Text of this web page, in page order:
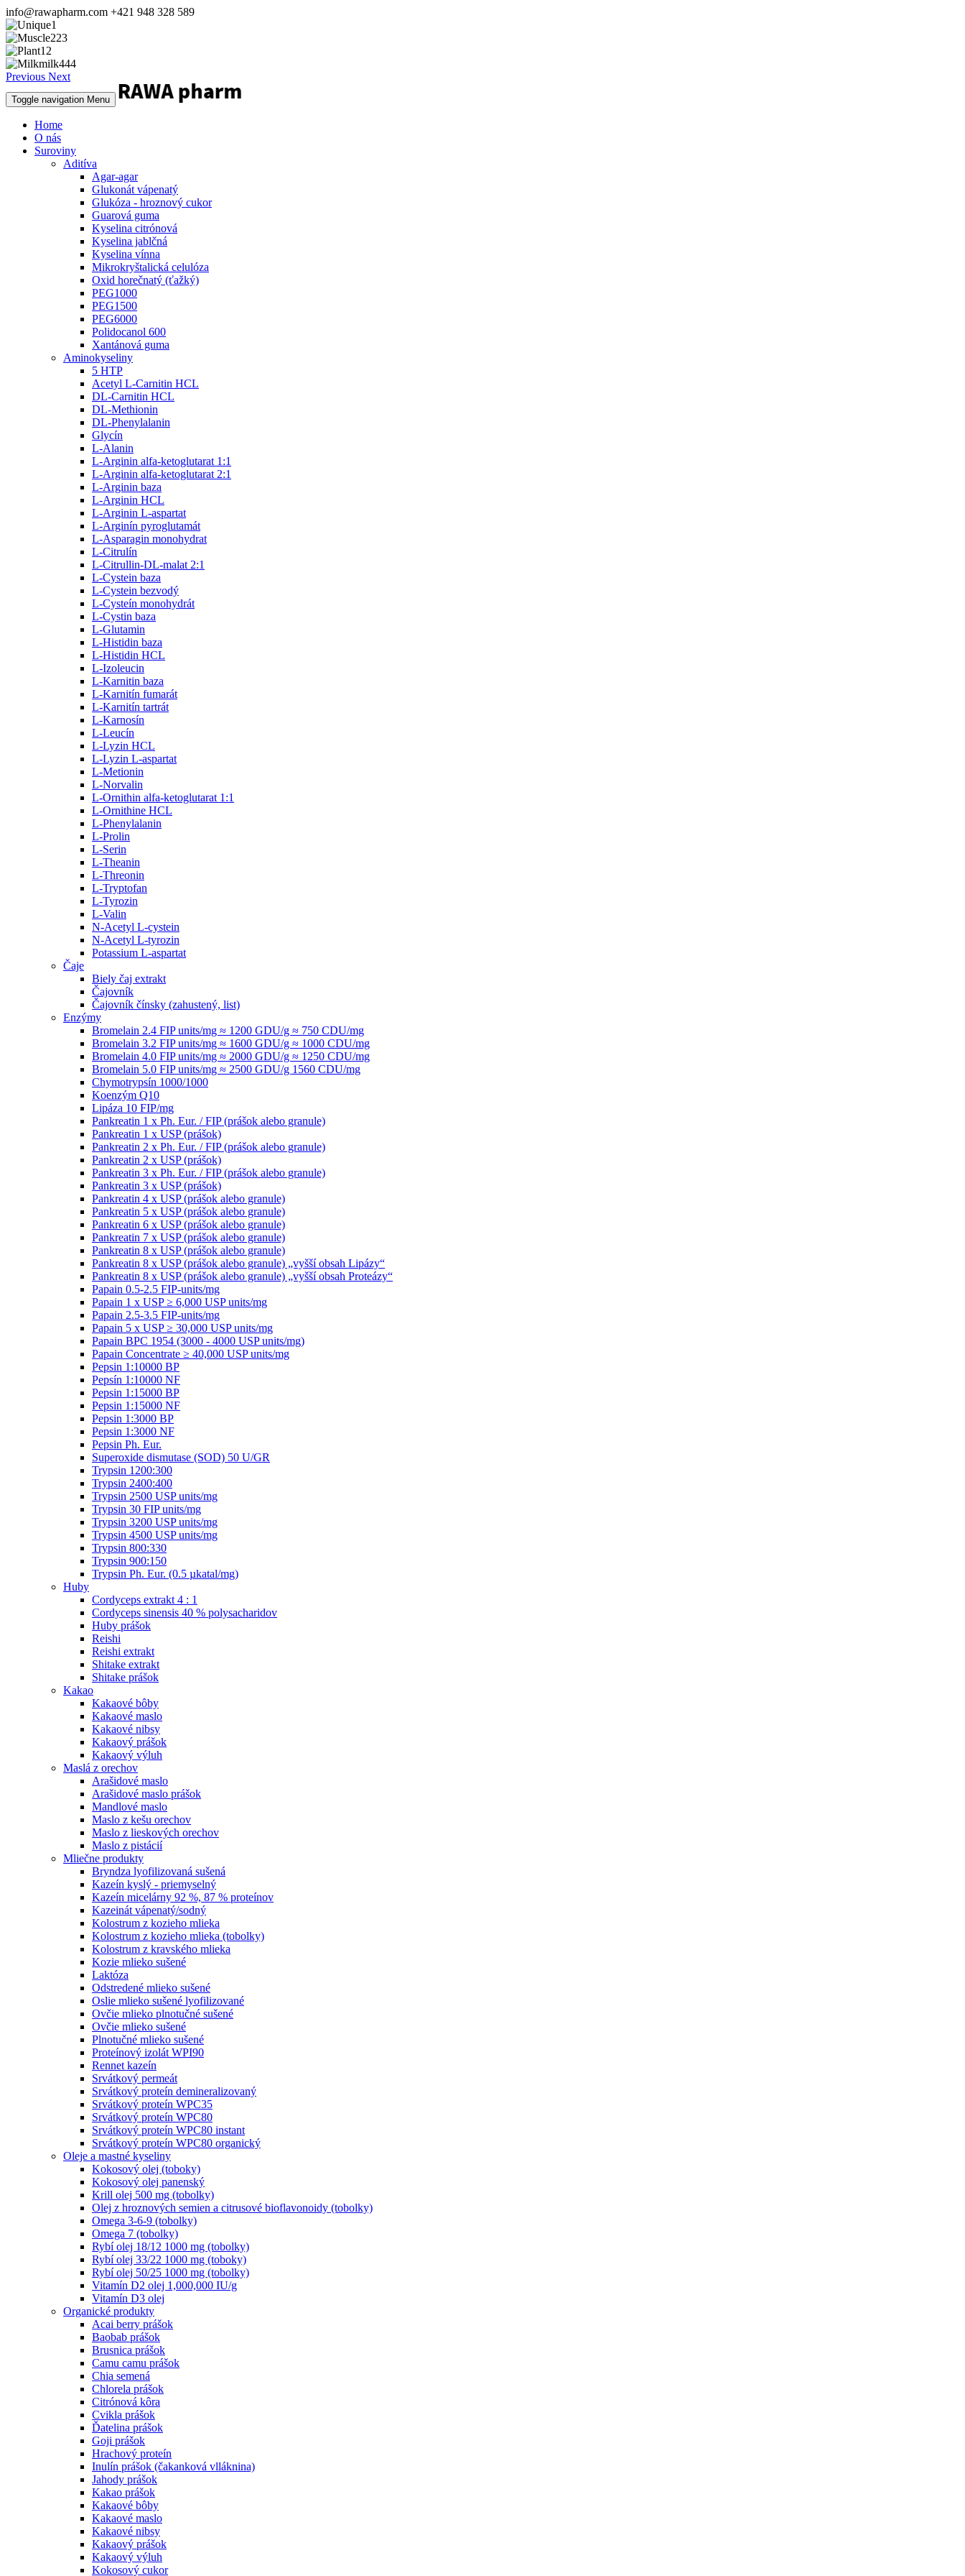
info@rawapharm.com +421 948 328 589
Previous Next
Toggle navigation Menu
Home
O nás
Suroviny
Aditíva
Agar-agar
Glukonát vápenatý
Glukóza - hroznový cukor
Guarová guma
Kyselina citrónová
Kyselina jablčná
Kyselina vínna
Mikrokryštalická celulóza
Oxid horečnatý (ťažký)
PEG1000
PEG1500
PEG6000
Polidocanol 600
Xantánová guma
Aminokyseliny
5 HTP
Acetyl L-Carnitin HCL
DL-Carnitin HCL
DL-Methionin
DL-Phenylalanin
Glycín
L-Alanin
L-Arginin alfa-ketoglutarat 1:1
L-Arginin alfa-ketoglutarat 2:1
L-Arginin baza
L-Arginin HCL
L-Arginin L-aspartat
L-Arginín pyroglutamát
L-Asparagin monohydrat
L-Citrulín
L-Citrullin-DL-malat 2:1
L-Cystein baza
L-Cystein bezvodý
L-Cysteín monohydrát
L-Cystin baza
L-Glutamin
L-Histidin baza
L-Histidin HCL
L-Izoleucin
L-Karnitin baza
L-Karnitín fumarát
L-Karnitín tartrát
L-Karnosín
L-Leucín
L-Lyzin HCL
L-Lyzin L-aspartat
L-Metionin
L-Norvalin
L-Ornithin alfa-ketoglutarat 1:1
L-Ornithine HCL
L-Phenylalanin
L-Prolin
L-Serin
L-Theanin
L-Threonin
L-Tryptofan
L-Tyrozin
L-Valin
N-Acetyl L-cystein
N-Acetyl L-tyrozin
Potassium L-aspartat
Čaje
Biely čaj extrakt
Čajovník
Čajovník čínsky (zahustený, list)
Enzýmy
Bromelain 2.4 FIP units/mg ≈ 1200 GDU/g ≈ 750 CDU/mg
Bromelain 3.2 FIP units/mg ≈ 1600 GDU/g ≈ 1000 CDU/mg
Bromelain 4.0 FIP units/mg ≈ 2000 GDU/g ≈ 1250 CDU/mg
Bromelain 5.0 FIP units/mg ≈ 2500 GDU/g 1560 CDU/mg
Chymotrypsín 1000/1000
Koenzým Q10
Lipáza 10 FIP/mg
Pankreatin 1 x Ph. Eur. / FIP (prášok alebo granule)
Pankreatin 1 x USP (prášok)
Pankreatin 2 x Ph. Eur. / FIP (prášok alebo granule)
Pankreatin 2 x USP (prášok)
Pankreatin 3 x Ph. Eur. / FIP (prášok alebo granule)
Pankreatin 3 x USP (prášok)
Pankreatin 4 x USP (prášok alebo granule)
Pankreatin 5 x USP (prášok alebo granule)
Pankreatin 6 x USP (prášok alebo granule)
Pankreatin 7 x USP (prášok alebo granule)
Pankreatin 8 x USP (prášok alebo granule)
Pankreatin 8 x USP (prášok alebo granule) „vyšší obsah Lipázy“
Pankreatin 8 x USP (prášok alebo granule) „vyšší obsah Proteázy“
Papain 0.5-2.5 FIP-units/mg
Papain 1 x USP ≥ 6,000 USP units/mg
Papain 2.5-3.5 FIP-units/mg
Papain 5 x USP ≥ 30,000 USP units/mg
Papain BPC 1954 (3000 - 4000 USP units/mg)
Papain Concentrate ≥ 40,000 USP units/mg
Pepsin 1:10000 BP
Pepsín 1:10000 NF
Pepsin 1:15000 BP
Pepsin 1:15000 NF
Pepsin 1:3000 BP
Pepsin 1:3000 NF
Pepsin Ph. Eur.
Superoxide dismutase (SOD) 50 U/GR
Trypsin 1200:300
Trypsin 2400:400
Trypsin 2500 USP units/mg
Trypsin 30 FIP units/mg
Trypsin 3200 USP units/mg
Trypsin 4500 USP units/mg
Trypsin 800:330
Trypsin 900:150
Trypsin Ph. Eur. (0.5 µkatal/mg)
Huby
Cordyceps extrakt 4 : 1
Cordyceps sinensis 40 % polysacharidov
Huby prášok
Reishi
Reishi extrakt
Shitake extrakt
Shitake prášok
Kakao
Kakaové bôby
Kakaové maslo
Kakaové nibsy
Kakaový prášok
Kakaový výluh
Maslá z orechov
Arašidové maslo
Arašidové maslo prášok
Mandlové maslo
Maslo z kešu orechov
Maslo z lieskových orechov
Maslo z pistácií
Mliečne produkty
Bryndza lyofilizovaná sušená
Kazeín kyslý - priemyselný
Kazeín micelárny 92 %, 87 % proteínov
Kazeinát vápenatý/sodný
Kolostrum z kozieho mlieka
Kolostrum z kozieho mlieka (tobolky)
Kolostrum z kravského mlieka
Kozie mlieko sušené
Laktóza
Odstredené mlieko sušené
Oslie mlieko sušené lyofilizované
Ovčie mlieko plnotučné sušené
Ovčie mlieko sušené
Plnotučné mlieko sušené
Proteínový izolát WPI90
Rennet kazeín
Srvátkový permeát
Srvátkový proteín demineralizovaný
Srvátkový proteín WPC35
Srvátkový proteín WPC80
Srvátkový proteín WPC80 instant
Srvátkový proteín WPC80 organický
Oleje a mastné kyseliny
Kokosový olej (toboky)
Kokosový olej panenský
Krill olej 500 mg (tobolky)
Olej z hroznových semien a citrusové bioflavonoidy (tobolky)
Omega 3-6-9 (tobolky)
Omega 7 (tobolky)
Rybí olej 18/12 1000 mg (tobolky)
Rybí olej 33/22 1000 mg (toboky)
Rybí olej 50/25 1000 mg (tobolky)
Vitamín D2 olej 1,000,000 IU/g
Vitamín D3 olej
Organické produkty
Acai berry prášok
Baobab prášok
Brusnica prášok
Camu camu prášok
Chia semená
Chlorela prášok
Citrónová kôra
Cvikla prášok
Ďatelina prášok
Goji prášok
Hrachový proteín
Inulín prášok (čakanková vlláknina)
Jahody prášok
Kakao prášok
Kakaové bôby
Kakaové maslo
Kakaové nibsy
Kakaový prášok
Kakaový výluh
Kokosový cukor